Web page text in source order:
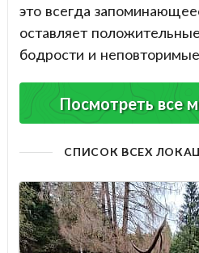
это всегда
оставляет
бодрости и
Посмотреть все
СПИСОК ВСЕХ